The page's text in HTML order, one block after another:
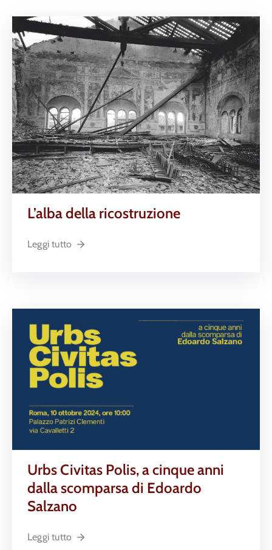
L’alba della ricostruzione
Leggi tutto
Urbs Civitas Polis, a cinque anni
dalla scomparsa di Edoardo
Salzano
Leggi tutto